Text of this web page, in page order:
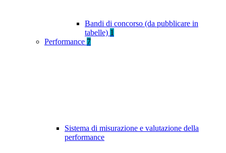
Bandi di concorso (da pubblicare in
tabelle) 1
Performance 7
Sistema di misurazione e valutazione della
performance